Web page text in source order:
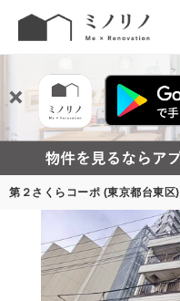
第２さくらコーポ (東京都台東区)